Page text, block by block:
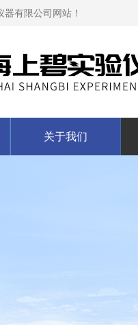
有限公司网站！
关于我们